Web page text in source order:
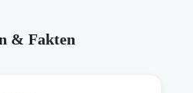
& Fakten